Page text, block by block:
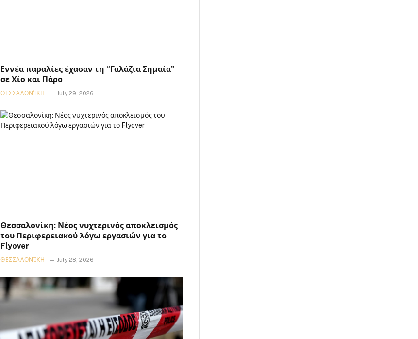
Εννέα παραλίες έχασαν τη “Γαλάζια Σημαία”
σε Χίο και Πάρο
ΘΕΣΣΑΛΟΝΊΚΗ July 29, 2026
Θεσσαλονίκη: Νέος νυχτερινός αποκλεισμός
του Περιφερειακού λόγω εργασιών για το
Flyover
ΘΕΣΣΑΛΟΝΊΚΗ July 28, 2026